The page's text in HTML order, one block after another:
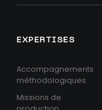
EXPERTISES
Accompagnements
méthodologiques
Missions de